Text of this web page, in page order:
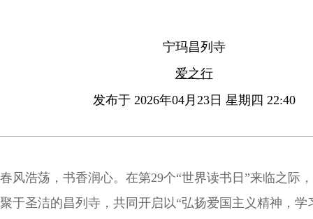
宁玛昌列寺
爱之行
发布于 2026年04月23日 星期四 22:40
春风浩荡，书香润心。在第29个“世界读书日”来临之际
聚于圣洁的昌列寺，共同开启以“弘扬爱国主义精神，学